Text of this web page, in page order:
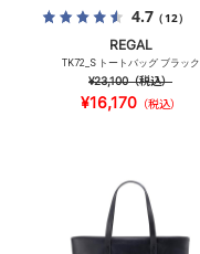
4.7（12）
REGAL
TK72_S トートバッグ ブラック
¥23,100（税込）
¥16,170（税込）